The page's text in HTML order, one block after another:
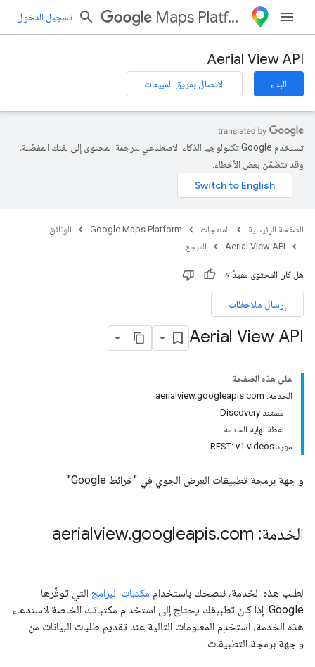
Maps Platform تسجيل الدخول
Aerial View API
البدء الاتصال بفريق المبيعات
تستخدم Google تكنولوجيا الذكاء الاصطناعي لترجمة المحتوى إلى لغتك المفضّلة،
وقد تتضمّن بعض الأخطاء.
الصفحة الرئيسية المنتجات Google Maps Platform
الوثائق
Aerial View API
المرجع
هل كان المحتوى مفيدًا؟
إرسال ملاحظات
Aerial View API
على هذه الصفحة
الخدمة: aerialview.googleapis.com
مستند Discovery
نقطة نهاية الخدمة
مورد REST: v1.videos
واجهة برمجة تطبيقات العرض الجوي في "خرائط Google"
الخدمة: aerialview .googleapis.com
لطلب هذه الخدمة، ننصحك باستخدام مكتبات البرامج التي توفّرها
Google. إذا كان تطبيقك يحتاج إلى استخدام مكتباتك الخاصة لاستدعاء
هذه الخدمة، استخدِم المعلومات التالية عند تقديم طلبات البيانات من
واجهة برمجة التطبيقات.